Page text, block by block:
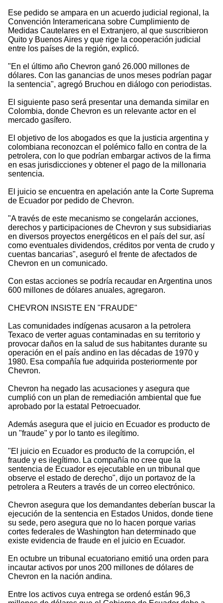
Ese pedido se ampara en un acuerdo judicial regional, la
Convención Interamericana sobre Cumplimiento de
Medidas Cautelares en el Extranjero, al que suscribieron
Quito y Buenos Aires y que rige la cooperación judicial
entre los países de la región, explicó.
"En el último año Chevron ganó 26.000 millones de
dólares. Con las ganancias de unos meses podrían pagar
la sentencia", agregó Bruchou en diálogo con periodistas.
El siguiente paso será presentar una demanda similar en
Colombia, donde Chevron es un relevante actor en el
mercado gasífero.
El objetivo de los abogados es que la justicia argentina y
colombiana reconozcan el polémico fallo en contra de la
petrolera, con lo que podrían embargar activos de la firma
en esas jurisdicciones y obtener el pago de la millonaria
sentencia.
El juicio se encuentra en apelación ante la Corte Suprema
de Ecuador por pedido de Chevron.
"A través de este mecanismo se congelarán acciones,
derechos y participaciones de Chevron y sus subsidiarias
en diversos proyectos energéticos en el país del sur, así
como eventuales dividendos, créditos por venta de crudo y
cuentas bancarias", aseguró el frente de afectados de
Chevron en un comunicado.
Con estas acciones se podría recaudar en Argentina unos
600 millones de dólares anuales, agregaron.
CHEVRON INSISTE EN "FRAUDE"
Las comunidades indígenas acusaron a la petrolera
Texaco de verter aguas contaminadas en su territorio y
provocar daños en la salud de sus habitantes durante su
operación en el país andino en las décadas de 1970 y
1980. Esa compañía fue adquirida posteriormente por
Chevron.
Chevron ha negado las acusaciones y asegura que
cumplió con un plan de remediación ambiental que fue
aprobado por la estatal Petroecuador.
Además asegura que el juicio en Ecuador es producto de
un "fraude" y por lo tanto es ilegítimo.
"El juicio en Ecuador es producto de la corrupción, el
fraude y es ilegítimo. La compañía no cree que la
sentencia de Ecuador es ejecutable en un tribunal que
observe el estado de derecho", dijo un portavoz de la
petrolera a Reuters a través de un correo electrónico.
Chevron asegura que los demandantes deberían buscar la
ejecución de la sentencia en Estados Unidos, donde tiene
su sede, pero asegura que no lo hacen porque varias
cortes federales de Washington han determinado que
existe evidencia de fraude en el juicio en Ecuador.
En octubre un tribunal ecuatoriano emitió una orden para
incautar activos por unos 200 millones de dólares de
Chevron en la nación andina.
Entre los activos cuya entrega se ordenó están 96,3